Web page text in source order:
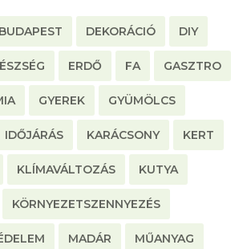
BUDAPEST DEKORÁCIÓ DIY
ERDŐ FA GASZTRO
GYEREK GYÜMÖLCS
IDŐJÁRÁS KARÁCSONY KERT
KLÍMAVÁLTOZÁS KUTYA
KÖRNYEZETSZENNYEZÉS
MADÁR MŰANYAG